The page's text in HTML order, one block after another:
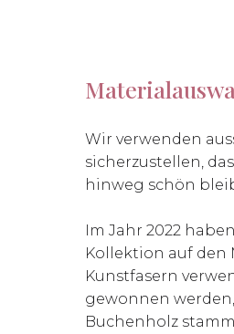
Wir verwenden
sicherzustellen,
hinweg schön
Im Jahr 2022
Kollektion auf den
Kunstfasern
gewonnen
Buchenholz